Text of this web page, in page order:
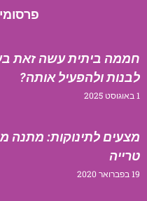
חממה ביתית עשה זאת
לבנות ולהפעיל אותה?
1 באוגוסט 2025
מצעים לתינוקות: מתנה
טרייה
19 בפברואר 2020